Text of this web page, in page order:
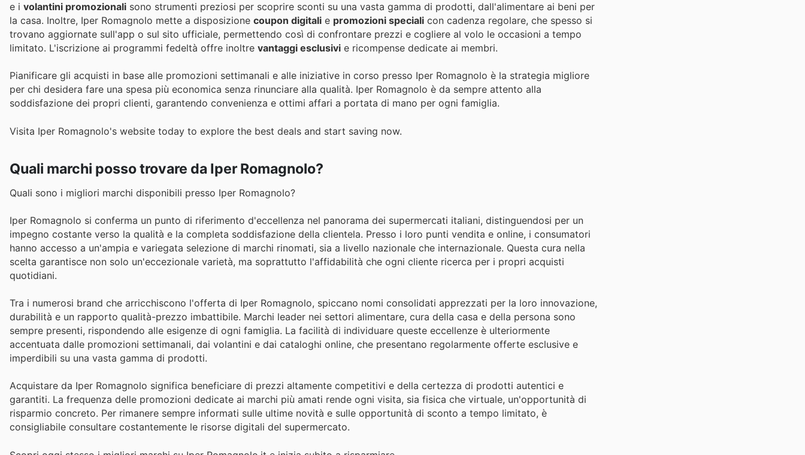
e i volantini promozionali sono strumenti preziosi per scoprire sconti su una vasta gamma di prodotti, dall'alimentare ai beni per
la casa. Inoltre, Iper Romagnolo mette a disposizione coupon digitali e promozioni speciali con cadenza regolare, che spesso si
trovano aggiornate sull'app o sul sito ufficiale, permettendo così di confrontare prezzi e cogliere al volo le occasioni a tempo
limitato. L'iscrizione ai programmi fedeltà offre inoltre vantaggi esclusivi e ricompense dedicate ai membri.
Pianificare gli acquisti in base alle promozioni settimanali e alle iniziative in corso presso Iper Romagnolo è la strategia migliore
per chi desidera fare una spesa più economica senza rinunciare alla qualità. Iper Romagnolo è da sempre attento alla
soddisfazione dei propri clienti, garantendo convenienza e ottimi affari a portata di mano per ogni famiglia.
Visita Iper Romagnolo's website today to explore the best deals and start saving now.
Quali marchi posso trovare da Iper Romagnolo?
Quali sono i migliori marchi disponibili presso Iper Romagnolo?
Iper Romagnolo si conferma un punto di riferimento d'eccellenza nel panorama dei supermercati italiani, distinguendosi per un
impegno costante verso la qualità e la completa soddisfazione della clientela. Presso i loro punti vendita e online, i consumatori
hanno accesso a un'ampia e variegata selezione di marchi rinomati, sia a livello nazionale che internazionale. Questa cura nella
scelta garantisce non solo un'eccezionale varietà, ma soprattutto l'affidabilità che ogni cliente ricerca per i propri acquisti
quotidiani.
Tra i numerosi brand che arricchiscono l'offerta di Iper Romagnolo, spiccano nomi consolidati apprezzati per la loro innovazione,
durabilità e un rapporto qualità-prezzo imbattibile. Marchi leader nei settori alimentare, cura della casa e della persona sono
sempre presenti, rispondendo alle esigenze di ogni famiglia. La facilità di individuare queste eccellenze è ulteriormente
accentuata dalle promozioni settimanali, dai volantini e dai cataloghi online, che presentano regolarmente offerte esclusive e
imperdibili su una vasta gamma di prodotti.
Acquistare da Iper Romagnolo significa beneficiare di prezzi altamente competitivi e della certezza di prodotti autentici e
garantiti. La frequenza delle promozioni dedicate ai marchi più amati rende ogni visita, sia fisica che virtuale, un'opportunità di
risparmio concreto. Per rimanere sempre informati sulle ultime novità e sulle opportunità di sconto a tempo limitato, è
consigliabile consultare costantemente le risorse digitali del supermercato.